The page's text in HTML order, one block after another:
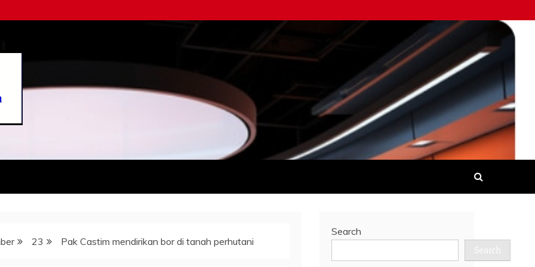
23 Pak Castim mendirikan bor di tanah perhutani
Search
Search